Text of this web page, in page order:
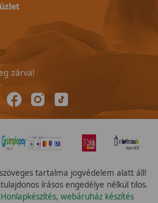
zárva!
tartalma jogvédelem alatt áll!
írásos engedélye nélkül tilos.
webáruház készítés